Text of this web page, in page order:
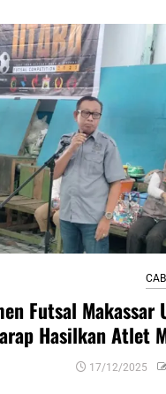
Futsal Makassar
Hasilkan Atlet
17/12/2025